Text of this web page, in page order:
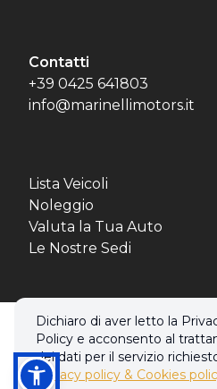
Contatti
+39 0425 641803
info@marinellimotors.it
Lista Veicoli
Noleggio
Valuta la Tua Auto
Le Nostre Sedi
Dichiaro di aver letto la
Policy e acconsento al
dei dati per il servizio
Privacy policy & Cookies
© 2026 MBL MOTORS
Privacy policy &
Realizzato con